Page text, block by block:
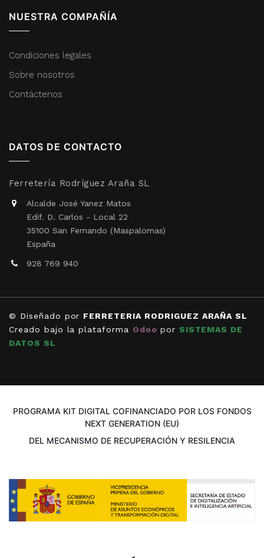
NUESTRA COMPAÑÍA
Condiciones legales
Sobre nosotros
Contáctenos
DATOS DE CONTACTO
Ferretería Rodríguez Araña SL
Alcalde José Yanez Matos
Edif. D. Carlos - Local 22
35100 San Fernando (Maspalomas)
España
928 769 940
© Diseñado por FERRETERIA RODRIGUEZ ARAÑA SL
Creado bajo la plataforma Odoo por SISTEMAS DE
DATOS SL
PROGRAMA KIT DIGITAL COFINANCIADO POR LOS FONDOS
NEXT GENERATION (EU)
DEL MECANISMO DE RECUPERACIÓN Y RESILENCIA